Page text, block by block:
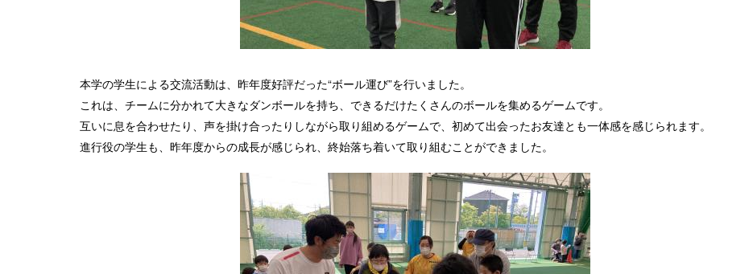
本学の学生による交流活動は、昨年度好評だった“ボール運び”を行いました。
これは、チームに分かれて大きなダンボールを持ち、できるだけたくさんのボールを集めるゲームです。
互いに息を合わせたり、声を掛け合ったりしながら取り組めるゲームで、初めて出会ったお友達とも一体感を感じられます。
進行役の学生も、昨年度からの成長が感じられ、終始落ち着いて取り組むことができました。